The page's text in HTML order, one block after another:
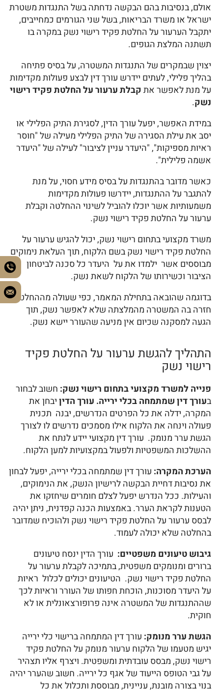
אולם, בנסיבות בהם הבקשה נדחתה בשל התנגדות משטרת
ישראל או משרד הבריאות, בשל שני הגורמים כמחייבים,
יתקבל הערעור על החלטת פקיד רישוי נשק במקרה בו
תשתנה המלצת הגופים.
יצוין שבמקרים של התנגדות המשטרה, על בסיס פתיחה
בהליך פלילי, לעתים יידרש עורך דין לבצע פעולות מקדימות
על מנת לאפשר אתקבלת ערעור על החלטת פקיד רישוי
נשק.
במידת האפשר, יפעל עורך הדין, לסגירת התיק הפלילי או
יסב את עילת הסגירה של התיק הפלילי מעילה של "חוסר
ראיות מספיקות", "היעדר עניין לציבור" לעילה של "היעדר
אשמה פלילית".
כאשר מדובר בהתנגדות על בסיס מידע חסוי, על מנת
להתגבר על ההתנגדות, יידרשו פעולות מקדימות
משמעותיות אשר יוכלו להוביל לשינוי ההחלטה וקבלת
ערעור על החלטת פקיד רישוי נשק.
משרד מקצועי בתחום רישוי נשק, יכול להגיש ערעור על
החלטת פקיד רישוי נשק בשם הלקוח, תוך העלאת נימוקים
מבוססים אשר ילמדו את על היעדר כל סכנה לביטחון
הציבור וכשירותו של הלקוח לשאת נשק.
בדוגמה שהובאה בתחילת המאמר, כפי שעולה מההחלטה,
חזרה בה המשטרה מהמלצתה שלא לאפשר נשק, תוך
הגעה למסקנה שכיום אין מניעה שהעורר יישא נשק.
התהליך להגשת ערעור על החלטת פקיד
רישוי נשק
פנייה למשרד מקצועי בתחום רישוי נשק: חשוב לבחור
בעורך דין שמתמחה בכלי ירייה. עורך הדיןיבחן את
המקרה, ידלה את כל הפרטים הנדרשים, יבנה תכנית
פעולה וינחה את הלקוח אילו מסמכים נדרשים לו לצורך
הגשת ערר מנומק. עורך דין מקצועי יידע לנתח את
ההשלכות המשפטיות ולפעול במקצועיות למען הלקוח.
הערכת המקרה: עורך דין שמתמחה בכלי ירייה, יפעל לבחון
את נסיבות דחיית הבקשה לרישיון הנשק, את הנימוקים,
והעילות. ככל הנדרש יפעל לצלם חומרים שיחזקו את
הטענות לקראת הערר. באמצעות הכנה קפדנית, ניתן יהיה
לבסס ערעור על החלטת פקיד רישוי נשק ולהוכיח שמדובר
בהחלטה שלא יכולה לעמוד.
גיבוש טיעונים משפטיים: עורך הדין ינסח טיעונים
ברורים ומנומקים משפטית, בתמיכה לקבלת ערעור על
החלטת פקיד רישוי נשק. הטיעונים יכולים לכלול ראיות
על היעדר מסוכנות, הוכחת חפותו של העורר וראיות לכך
שההתנגדות של המשטרה אינה פרופורצאונלית או לא
חוקית.
הגשת ערר מנומק: עורך דין המתמחה ברישוי כלי ירייה
יגיש מטעמו של הלקוח ערעור מנומק על החלטת פקיד
רישוי נשק, מבסס עובדתית ומשפטית. ויצרף אליו תצהיר
על גבי הטופס הייעוד של אגף כל ירייה. חשוב שהערר יהיה
בנוי בצורה מובנת, עניינית, מבוססת ותכלול את כל